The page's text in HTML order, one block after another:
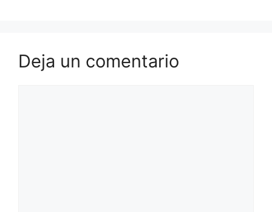
Deja un comentario